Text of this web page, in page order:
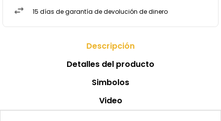
15 días de garantía de devolución de dinero
Descripción
Detalles del producto
Simbolos
Video